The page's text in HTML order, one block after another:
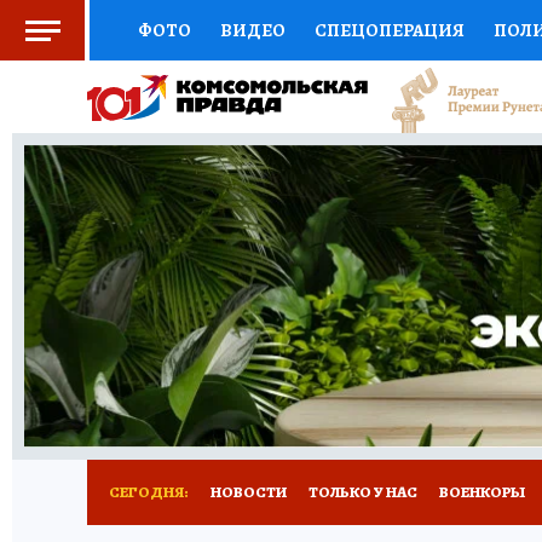
ФОТО ВИДЕО СПЕЦОПЕРАЦИЯ
СОЦПОДДЕРЖКА НАУКА СПОРТ
ВЫБОР ЭКСПЕРТОВ ДОКТОР
КНИЖНАЯ ПОЛКА ПРОГНОЗЫ НА СПОРТ
ПРЕСС-ЦЕНТР НЕДВИЖИМОСТЬ
РАДИО КП РЕКЛАМА ТЕСТЫ НОВОЕ
СЕГОДНЯ: НОВОСТИ ТОЛЬКО У НАС ВОЕНКОРЫ